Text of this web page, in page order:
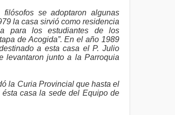
se adoptaron algunas
la casa sirvió como residencia
para los estudiantes de los
de Acogida”. En el año 1989
a esta casa el P. Julio
levantaron junto a la Parroquia
la Curia Provincial que hasta el
casa la sede del Equipo de